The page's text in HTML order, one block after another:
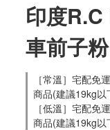
印度
車前子
［常溫］宅配免
商品(建議19kg
［低溫］宅配免
商品(建議19kg